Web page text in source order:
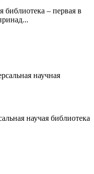
– первая в
научная
научая библиотека